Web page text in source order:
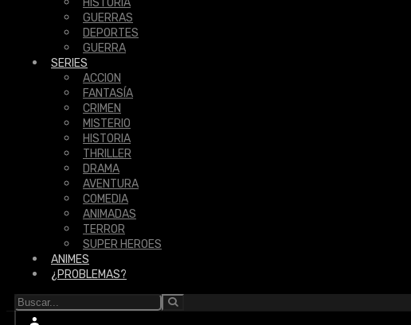
GUERRAS
DEPORTES
GUERRA
SERIES
ACCION
FANTASÍA
CRIMEN
MISTERIO
HISTORIA
THRILLER
DRAMA
AVENTURA
COMEDIA
ANIMADAS
TERROR
SUPER HEROES
ANIMES
¿PROBLEMAS?